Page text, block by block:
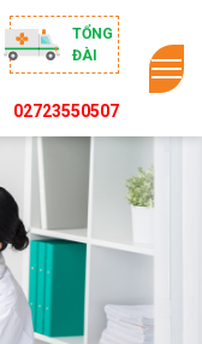
TỔNG
ĐÀI
02723550507